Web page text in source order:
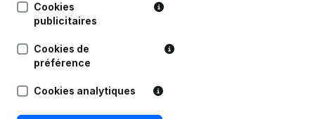
Cookies
publicitaires
Cookies de
préférence
Cookies analytiques
1800 Vilvoorde
Compliance et prévention
de la fraude